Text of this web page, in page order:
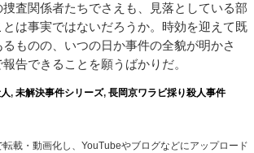
査関係者たちでさえも、見落としている部
は事実ではないだろうか。時効を迎えて既
ものの、いつの日か事件の全貌が明かさ
告できることを願うばかりだ。
, 未解決事件シリーズ, 長岡京ワラビ採り殺人事件
載・動画化し、YouTubeやブログなどにアップロード